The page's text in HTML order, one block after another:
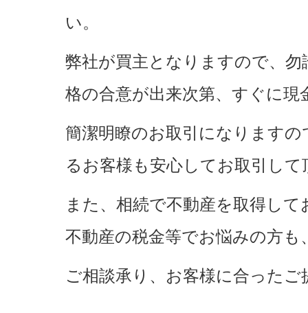
い。
弊社が買主となりますので、
格の合意が出来次第、すぐに現
簡潔明瞭のお取引になります
るお客様も安心してお取引し
また、相続で不動産を取得し
不動産の税金等でお悩みの方
ご相談承り、お客様に合った